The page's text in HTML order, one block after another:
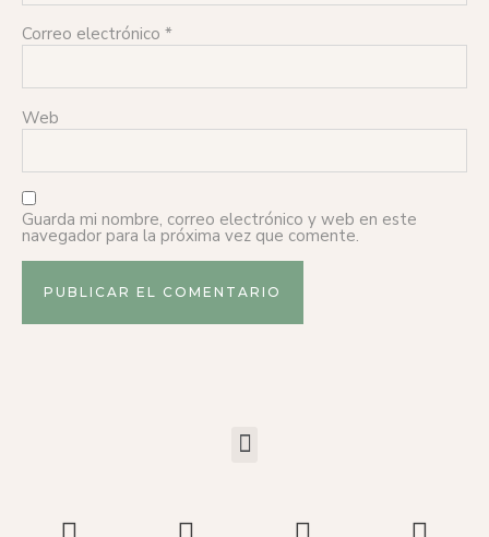
Correo electrónico *
Web
Guarda mi nombre, correo electrónico y web en este
navegador para la próxima vez que comente.